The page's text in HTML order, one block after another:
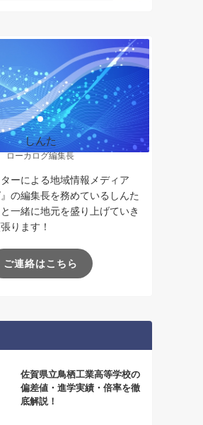
しんた
ローカログ編集長
ーによる地域情報メディア
』の編集長を務めているしんた
一緒に地元を盛り上げていき
ります！
ご連絡はこちら
佐賀県立鳥栖工業高等学校の
偏差値・進学実績・倍率を徹
底解説！